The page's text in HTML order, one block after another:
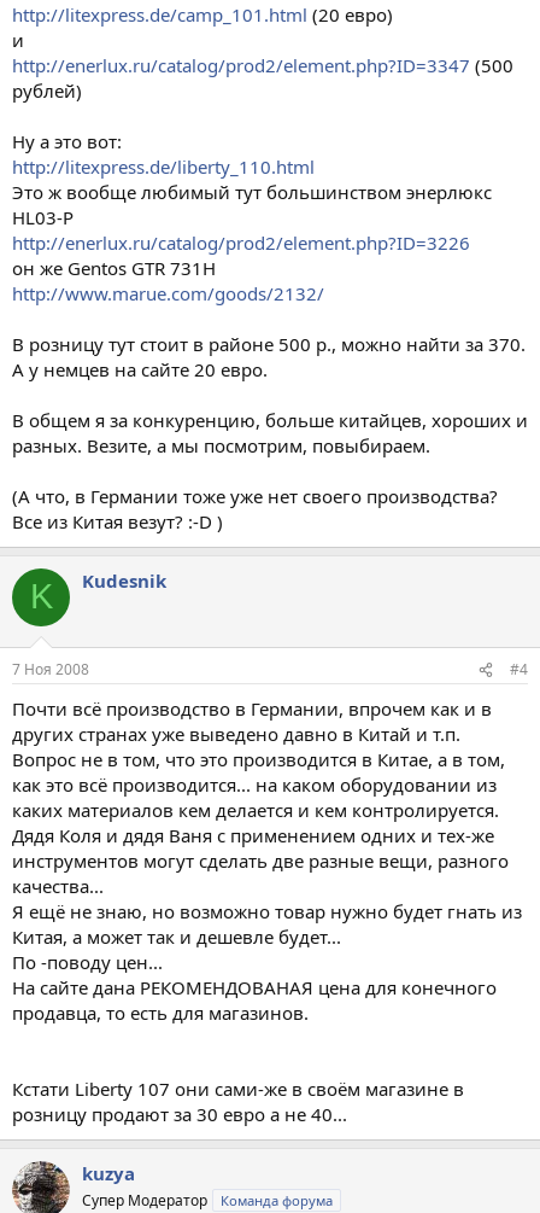
http://litexpress.de/camp_101.html (20 евро)
и
http://enerlux.ru/catalog/prod2/element.php?ID=3347 (500
рублей)
Ну а это вот:
http://litexpress.de/liberty_110.html
Это ж вообще любимый тут большинством энерлюкс
HL03-P
http://enerlux.ru/catalog/prod2/element.php?ID=3226
он же Gentos GTR 731H
http://www.marue.com/goods/2132/
В розницу тут стоит в районе 500 р., можно найти за 370.
А у немцев на сайте 20 евро.
В общем я за конкуренцию, больше китайцев, хороших и
разных. Везите, а мы посмотрим, повыбираем.
(А что, в Германии тоже уже нет своего производства?
Все из Китая везут? :-D )
K Kudesnik
7 Ноя 2008 #4
Почти всё производство в Германии, впрочем как и в
других странах уже выведено давно в Китай и т.п.
Вопрос не в том, что это производится в Китае, а в том,
как это всё производится... на каком оборудовании из
каких материалов кем делается и кем контролируется.
Дядя Коля и дядя Ваня с применением одних и тех-же
инструментов могут сделать две разные вещи, разного
качества...
Я ещё не знаю, но возможно товар нужно будет гнать из
Китая, а может так и дешевле будет...
По -поводу цен...
На сайте дана РЕКОМЕНДОВАНАЯ цена для конечного
продавца, то есть для магазинов.
Кстати Liberty 107 они сами-же в своём магазине в
розницу продают за 30 евро а не 40...
kuzya
Супер Модератор Команда форума